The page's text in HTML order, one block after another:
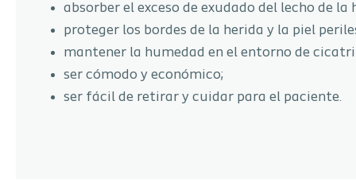
absorber el exceso de exudado del lecho de la
proteger los bordes de la herida y la piel
mantener la humedad en el entorno de
ser cómodo y económico;
ser fácil de retirar y cuidar para el paciente.